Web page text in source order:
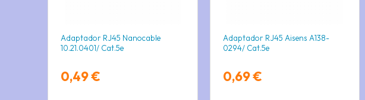
Adaptador RJ45 Nanocable
10.21.0401/ Cat.5e
0,49 €
Adaptador RJ45 Aisens A138-
0294/ Cat.5e
0,69 €